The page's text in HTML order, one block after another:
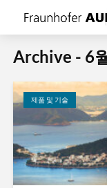
Archive - 6
제품 및 기술